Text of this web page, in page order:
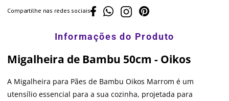
Compartilhe nas redes sociais
Migalheira de Bambu 50cm - Oikos
A Migalheira para Pães de Bambu Oikos Marrom é um
utensílio essencial para a sua cozinha, projetada para